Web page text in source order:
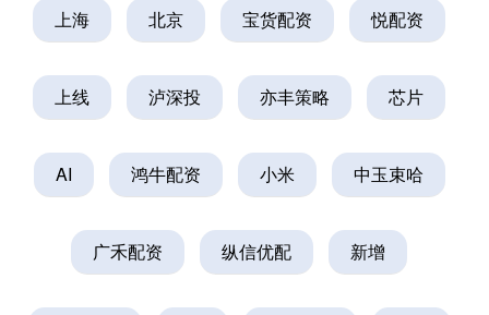
上海 北京 宝货配资 悦配资
上线 泸深投 亦丰策略 芯片
AI 鸿牛配资 小米 中玉束哈
广禾配资 纵信优配 新增